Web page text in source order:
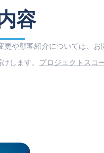
容
や顧客紹介については、お
します。 プロジェクトスコ